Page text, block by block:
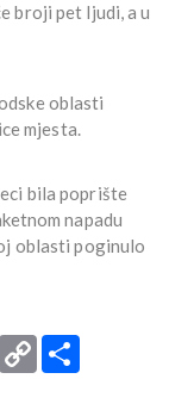
broji pet ljudi, a u
oblasti
mjesta.
bila poprište
napadu
oblasti poginulo
Print Copy
Link